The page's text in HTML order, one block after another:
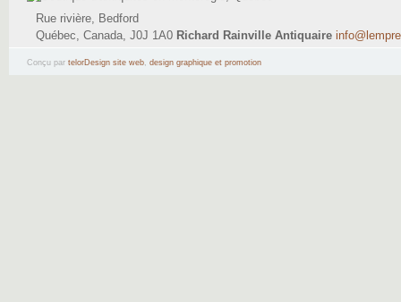
Rue rivière, Bedford
Québec, Canada, J0J 1A0 Richard Rainville Antiquaire
(514) 795-9484
Conçu par telorDesign site web, design graphique et promotion